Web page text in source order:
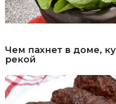
Чем пахнет в доме,
рекой